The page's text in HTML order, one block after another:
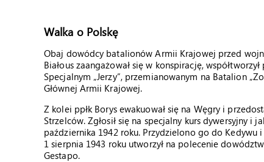
Walka o Polskę
Obaj dowódcy batalionów Armii Krajowej przed
Białous zaangażował się w konspirację,
Specjalnym „Jerzy”, przemianowanym na Batalion
Głównej Armii Krajowej.
Z kolei ppłk Borys ewakuował się na Węgry i
Strzelców. Zgłosił się na specjalny kurs dywersyjny i
października 1942 roku. Przydzielono go do Kedywu
1 sierpnia 1943 roku utworzył na polecenie
Gestapo.